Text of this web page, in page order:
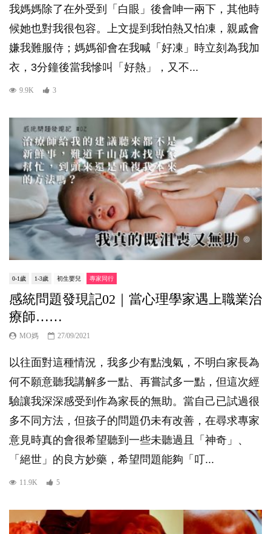
我媽媽除了在外受到「白眼」後會呻一兩下，其他時
候她也對我很包容。上文提到我怕熱又怕凍，親戚會
嫌我難服侍；媽媽卻會在我喊「好凍」時立刻為我加
衣，3分鐘後當我慘叫「好熱」，又不...
9.9K 3
0-1歲 1-3歲 初生嬰兒 專家同行
感統問題發現記02｜當心理學家遇上職業治
療師……
MO媽 27/09/2021
以往面對這種情況，我多少有點洩氣，不明白家長為
何不願意聽我講解多一點、再嘗試多一點，但這次經
驗讓我深深感受到作為家長的無助。當自己已試過很
多不同方法，但孩子的問題仍未有改善，在尋求專家
意見時真的會很希望聽到一些未聽過且「神奇」、
「絕世」的良方妙藥，希望問題能夠「叮...
11.9K 5